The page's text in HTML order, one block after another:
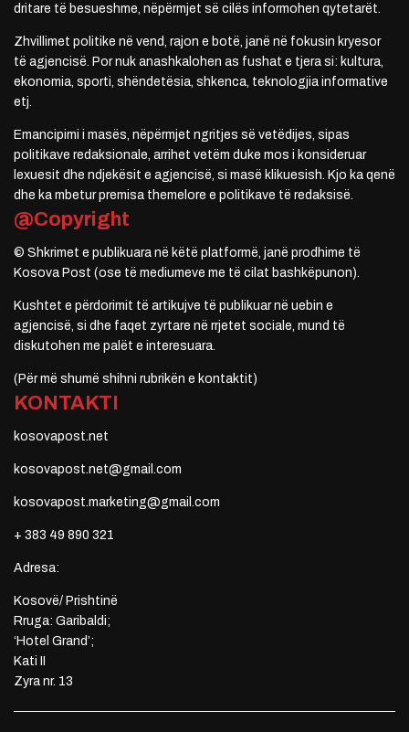
dritare të besueshme, nëpërmjet së cilës informohen qytetarët.
Zhvillimet politike në vend, rajon e botë, janë në fokusin kryesor
të agjencisë. Por nuk anashkalohen as fushat e tjera si: kultura,
ekonomia, sporti, shëndetësia, shkenca, teknologjia informative
etj.
Emancipimi i masës, nëpërmjet ngritjes së vetëdijes, sipas
politikave redaksionale, arrihet vetëm duke mos i konsideruar
lexuesit dhe ndjekësit e agjencisë, si masë klikuesish. Kjo ka qenë
dhe ka mbetur premisa themelore e politikave të redaksisë.
@Copyright
© Shkrimet e publikuara në këtë platformë, janë prodhime të
Kosova Post (ose të mediumeve me të cilat bashkëpunon).
Kushtet e përdorimit të artikujve të publikuar në uebin e
agjencisë, si dhe faqet zyrtare në rrjetet sociale, mund të
diskutohen me palët e interesuara.
(Për më shumë shihni rubrikën e kontaktit)
KONTAKTI
kosovapost.net
kosovapost.net@gmail.com
kosovapost.marketing@gmail.com
+ 383 49 890 321
Adresa:
Kosovë/ Prishtinë
Rruga: Garibaldi;
‘Hotel Grand’;
Kati II
Zyra nr. 13